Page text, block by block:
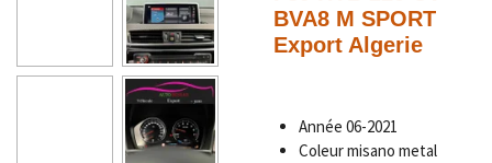
BVA8 M SPORT
Export Algerie
Année 06-2021
Coleurmisano metal